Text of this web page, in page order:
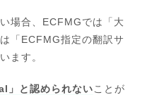
場合、ECFMGでは「大
「ECFMG指定の翻訳サ
ます。
」と認められないことが